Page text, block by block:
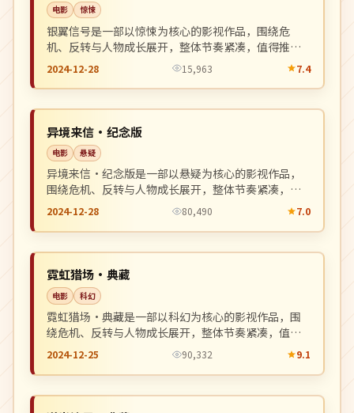
电影 惊悚
银翼信号是一部以惊悚为核心的影视作品，围绕危
机、反转与人物成长展开，整体节奏紧凑，值得推荐
观看。
2024-12-28 15,963 7.4
日本
异境来信·纪念版
电影 悬疑
异境来信·纪念版是一部以悬疑为核心的影视作品，
围绕危机、反转与人物成长展开，整体节奏紧凑，值
得推荐观看。
2024-12-28 80,490 7.0
中国
霓虹猎场·典藏
电影 科幻
霓虹猎场·典藏是一部以科幻为核心的影视作品，围
绕危机、反转与人物成长展开，整体节奏紧凑，值得
推荐观看。
2024-12-25 90,332 9.1